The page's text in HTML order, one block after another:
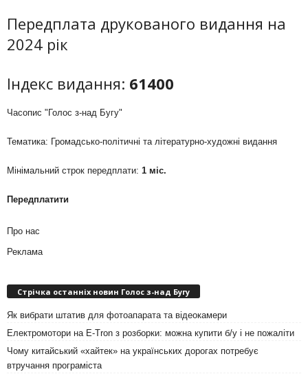
Передплата друкованого видання на
2024 рік
Індекс видання: 61400
Часопис "Голос з-над Бугу"
Тематика: Громадсько-політичні та літературно-художні видання
Мінімальний строк передплати: 1 міс.
Передплатити
Про нас
Реклама
Стрічка останніх новин Голос з-над Бугу
Як вибрати штатив для фотоапарата та відеокамери
Електромотори на E-Tron з розборки: можна купити б/у і не пожаліти
Чому китайський «хайтек» на українських дорогах потребує
втручання програміста